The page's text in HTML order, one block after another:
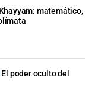
matemático,
El poder oculto del